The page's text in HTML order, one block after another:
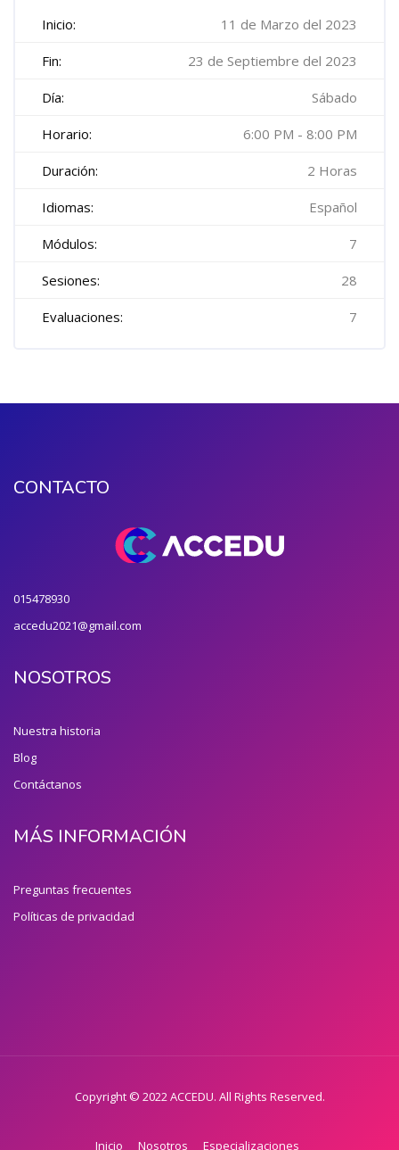
Inicio: 11 de Marzo del 2023
Fin: 23 de Septiembre del 2023
Día: Sábado
Horario: 6:00 PM - 8:00 PM
Duración: 2 Horas
Idiomas: Español
Módulos: 7
Sesiones: 28
Evaluaciones: 7
CONTACTO
015478930
accedu2021@gmail.com
NOSOTROS
Nuestra historia
Blog
Contáctanos
MÁS INFORMACIÓN
Preguntas frecuentes
Políticas de privacidad
Copyright © 2022 ACCEDU. All Rights Reserved.
Inicio Nosotros Especializaciones